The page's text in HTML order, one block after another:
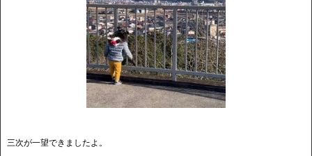
三次が一望できましたよ。